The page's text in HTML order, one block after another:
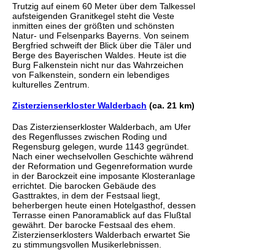
Trutzig auf einem 60 Meter über dem Talkessel
aufsteigenden Granitkegel steht die Veste
inmitten eines der größten und schönsten
Natur- und Felsenparks Bayerns. Von seinem
Bergfried schweift der Blick über die Täler und
Berge des Bayerischen Waldes. Heute ist die
Burg Falkenstein nicht nur das Wahrzeichen
von Falkenstein, sondern ein lebendiges
kulturelles Zentrum.
Zisterzienserkloster Walderbach (ca. 21 km)
Das Zisterzienserkloster Walderbach, am Ufer
des Regenflusses zwischen Roding und
Regensburg gelegen, wurde 1143 gegründet.
Nach einer wechselvollen Geschichte während
der Reformation und Gegenreformation wurde
in der Barockzeit eine imposante Klosteranlage
errichtet. Die barocken Gebäude des
Gasttraktes, in dem der Festsaal liegt,
beherbergen heute einen Hotelgasthof, dessen
Terrasse einen Panoramablick auf das Flußtal
gewährt. Der barocke Festsaal des ehem.
Zisterzienserklosters Walderbach erwartet Sie
zu stimmungsvollen Musikerlebnissen.